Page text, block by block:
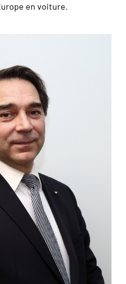
en voiture.